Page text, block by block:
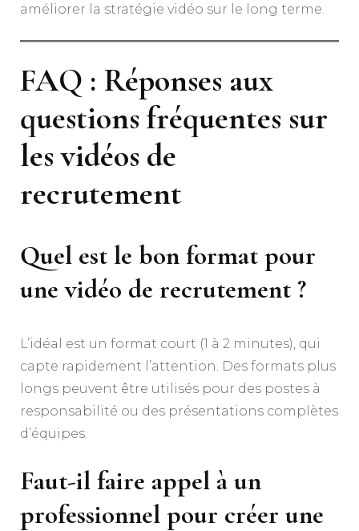
améliorer la stratégie vidéo sur le long terme.
FAQ : Réponses aux
questions fréquentes sur
les vidéos de
recrutement
Quel est le bon format pour
une vidéo de recrutement ?
L’idéal est un format court (1 à 2 minutes), qui
capte rapidement l’attention. Des formats plus
longs peuvent être utilisés pour des postes à
responsabilité ou des présentations complètes
d’équipes.
Faut-il faire appel à un
professionnel pour créer une